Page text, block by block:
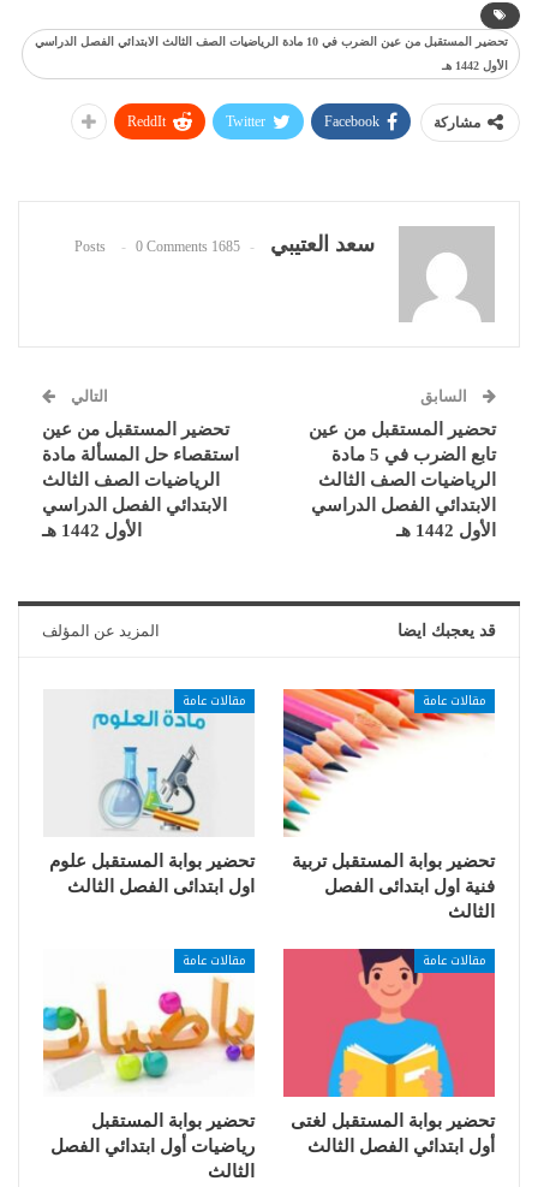
تحضير المستقبل من عين الضرب في 10 مادة الرياضيات الصف الثالث الابتدائي الفصل الدراسي
الأول 1442 هـ
مشاركة Facebook
Twitter
ReddIt
سعد العتيبي 1685 Posts
0 Comments
السابق
تحضير المستقبل من عين
تابع الضرب في 5 مادة
الرياضيات الصف الثالث
الابتدائي الفصل الدراسي
الأول 1442 هـ
التالي
تحضير المستقبل من عين
استقصاء حل المسألة مادة
الرياضيات الصف الثالث
الابتدائي الفصل الدراسي
الأول 1442 هـ
قد يعجبك ايضا المزيد عن المؤلف
مقالات عامة
تحضير بوابة المستقبل تربية
فنية اول ابتدائى الفصل
الثالث
مقالات عامة
تحضير بوابة المستقبل علوم
اول ابتدائى الفصل الثالث
مقالات عامة
تحضير بوابة المستقبل لغتى
أول ابتدائي الفصل الثالث
مقالات عامة
تحضير بوابة المستقبل
رياضيات أول ابتدائي الفصل
الثالث